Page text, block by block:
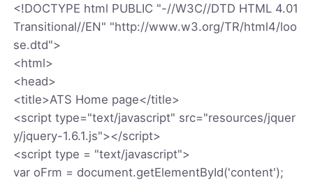
<!DOCTYPE html PUBLIC "-//W3C//DTD HTML 4.01
Transitional//EN" "http://www.w3.org/TR/html4/loo
se.dtd">
<html>
<head>
<title>ATS Home page</title>
<script type="text/javascript" src="resources/jquer
y/jquery-1.6.1.js"></script>
<script type = "text/javascript">
var oFrm = document.getElementById('content');